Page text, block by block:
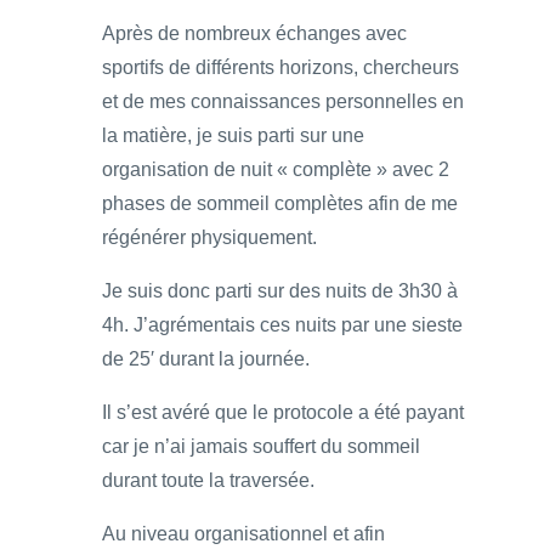
Après de nombreux échanges avec
sportifs de différents horizons, chercheurs
et de mes connaissances personnelles en
la matière, je suis parti sur une
organisation de nuit « complète » avec 2
phases de sommeil complètes afin de me
régénérer physiquement.
Je suis donc parti sur des nuits de 3h30 à
4h. J’agrémentais ces nuits par une sieste
de 25′ durant la journée.
Il s’est avéré que le protocole a été payant
car je n’ai jamais souffert du sommeil
durant toute la traversée.
Au niveau organisationnel et afin